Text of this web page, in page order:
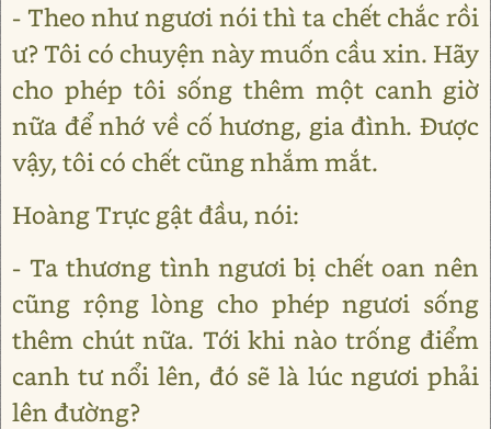
- Theo như ngươi nói thì ta chết chắc rồi
ư? Tôi có chuyện này muốn cầu xin. Hãy
cho phép tôi sống thêm một canh giờ
nữa để nhớ về cố hương, gia đình. Được
vậy, tôi có chết cũng nhắm mắt.
Hoàng Trực gật đầu, nói:
- Ta thương tình ngươi bị chết oan nên
cũng rộng lòng cho phép ngươi sống
thêm chút nữa. Tới khi nào trống điểm
canh tư nổi lên, đó sẽ là lúc ngươi phải
lên đường?